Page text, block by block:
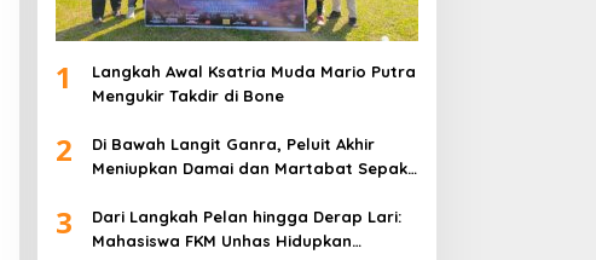
1
Langkah Awal Ksatria Muda Mario Putra
Mengukir Takdir di Bone
2
Di Bawah Langit Ganra, Peluit Akhir
Meniupkan Damai dan Martabat Sepak
3
Dari Langkah Pelan hingga Derap Lari:
Mahasiswa FKM Unhas Hidupkan